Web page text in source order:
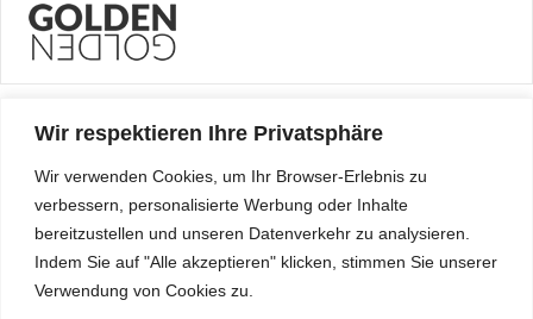
Wir respektieren Ihre Privatsphäre
Wir verwenden Cookies, um Ihr Browser-Erlebnis zu
verbessern, personalisierte Werbung oder Inhalte
bereitzustellen und unseren Datenverkehr zu analysieren.
Indem Sie auf "Alle akzeptieren" klicken, stimmen Sie unserer
Verwendung von Cookies zu.